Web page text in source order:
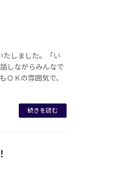
たしました。「い
しながらみんなで
ＯＫの雰囲気で、
続きを読む